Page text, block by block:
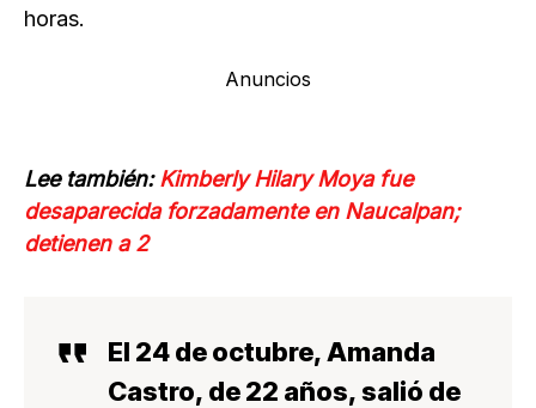
horas.
Anuncios
Lee también:Kimberly Hilary Moya fue
desaparecida forzadamente en Naucalpan;
detienen a 2
El 24 de octubre, Amanda
Castro, de 22 años, salió de